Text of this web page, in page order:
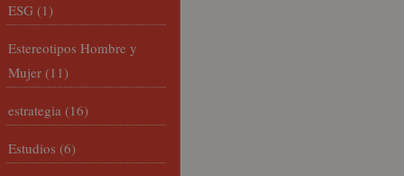
ESG (1)
Estereotipos Hombre y
Mujer (11)
estrategia (16)
Estudios (6)